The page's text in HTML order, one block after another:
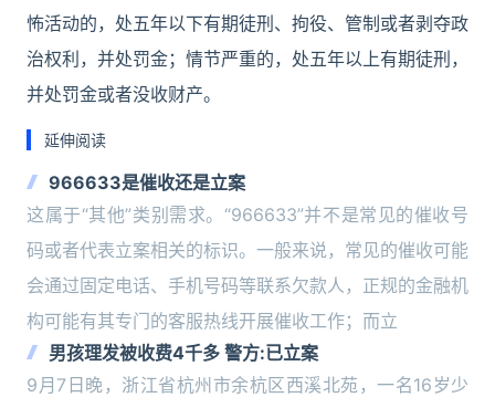
怖活动的，处五年以下有期徒刑、拘役、管制或者剥夺政
治权利，并处罚金；情节严重的，处五年以上有期徒刑，
并处罚金或者没收财产。
延伸阅读
966633是催收还是立案
这属于“其他”类别需求。“966633”并不是常见的催收号
码或者代表立案相关的标识。一般来说，常见的催收可能
会通过固定电话、手机号码等联系欠款人，正规的金融机
构可能有其专门的客服热线开展催收工作；而立
男孩理发被收费4千多 警方:已立案
9月7日晚，浙江省杭州市余杭区西溪北苑，一名16岁少